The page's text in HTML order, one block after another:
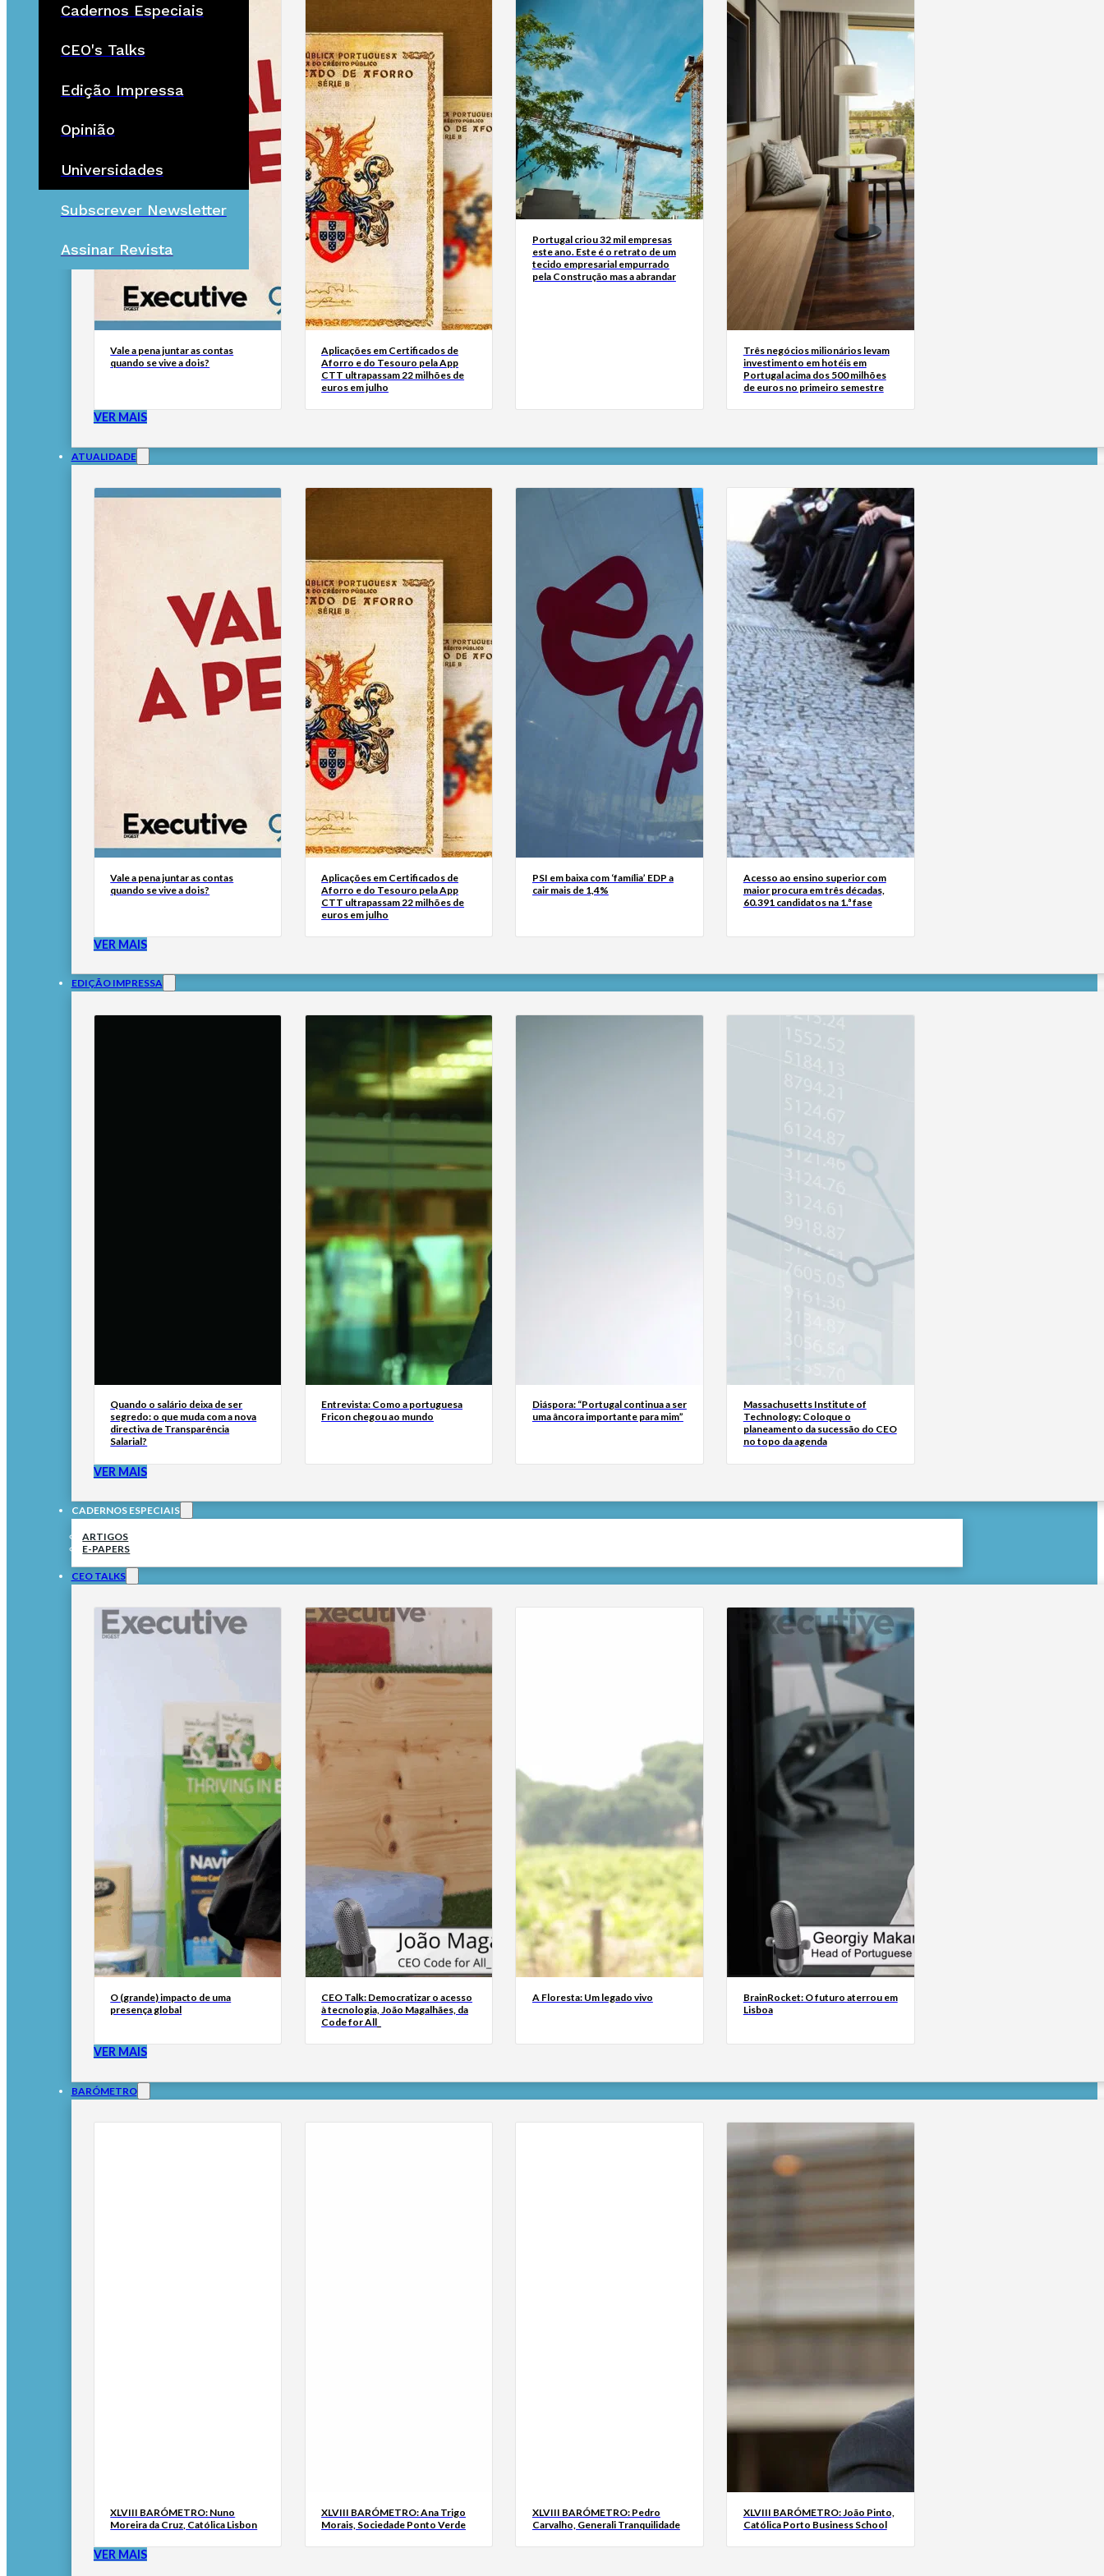
Cadernos Especiais
CEO's Talks
Edição Impressa
Opinião
Universidades
Subscrever Newsletter
Assinar Revista
Vale a pena juntar as contas
quando se vive a dois?
Aplicações em Certificados de
Aforro e do Tesouro pela App
CTT ultrapassam 22 milhões de
euros em julho
Portugal criou 32 mil empresas
este ano. Este é o retrato de um
tecido empresarial empurrado
pela Construção mas a abrandar
Três negócios milionários levam
investimento em hotéis em
Portugal acima dos 500 milhões
de euros no primeiro semestre
VER MAIS
ATUALIDADE
Vale a pena juntar as contas
quando se vive a dois?
Aplicações em Certificados de
Aforro e do Tesouro pela App
CTT ultrapassam 22 milhões de
euros em julho
PSI em baixa com ‘família’ EDP a
cair mais de 1,4%
Acesso ao ensino superior com
maior procura em três décadas,
60.391 candidatos na 1.ª fase
VER MAIS
EDIÇÃO IMPRESSA
Quando o salário deixa de ser
segredo: o que muda com a nova
directiva de Transparência
Salarial?
Entrevista: Como a portuguesa
Fricon chegou ao mundo
Diáspora: “Portugal continua a ser
uma âncora importante para mim”
Massachusetts Institute of
Technology: Coloque o
planeamento da sucessão do CEO
no topo da agenda
VER MAIS
CADERNOS ESPECIAIS
ARTIGOS
E-PAPERS
CEO TALKS
O (grande) impacto de uma
presença global
CEO Talk: Democratizar o acesso
à tecnologia, João Magalhães, da
Code for All_
A Floresta: Um legado vivo
BrainRocket: O futuro aterrou em
Lisboa
VER MAIS
BARÓMETRO
XLVIII BARÓMETRO: Nuno
Moreira da Cruz, Católica Lisbon
XLVIII BARÓMETRO: Ana Trigo
Morais, Sociedade Ponto Verde
XLVIII BARÓMETRO: Pedro
Carvalho, Generali Tranquilidade
XLVIII BARÓMETRO: João Pinto,
Católica Porto Business School
VER MAIS